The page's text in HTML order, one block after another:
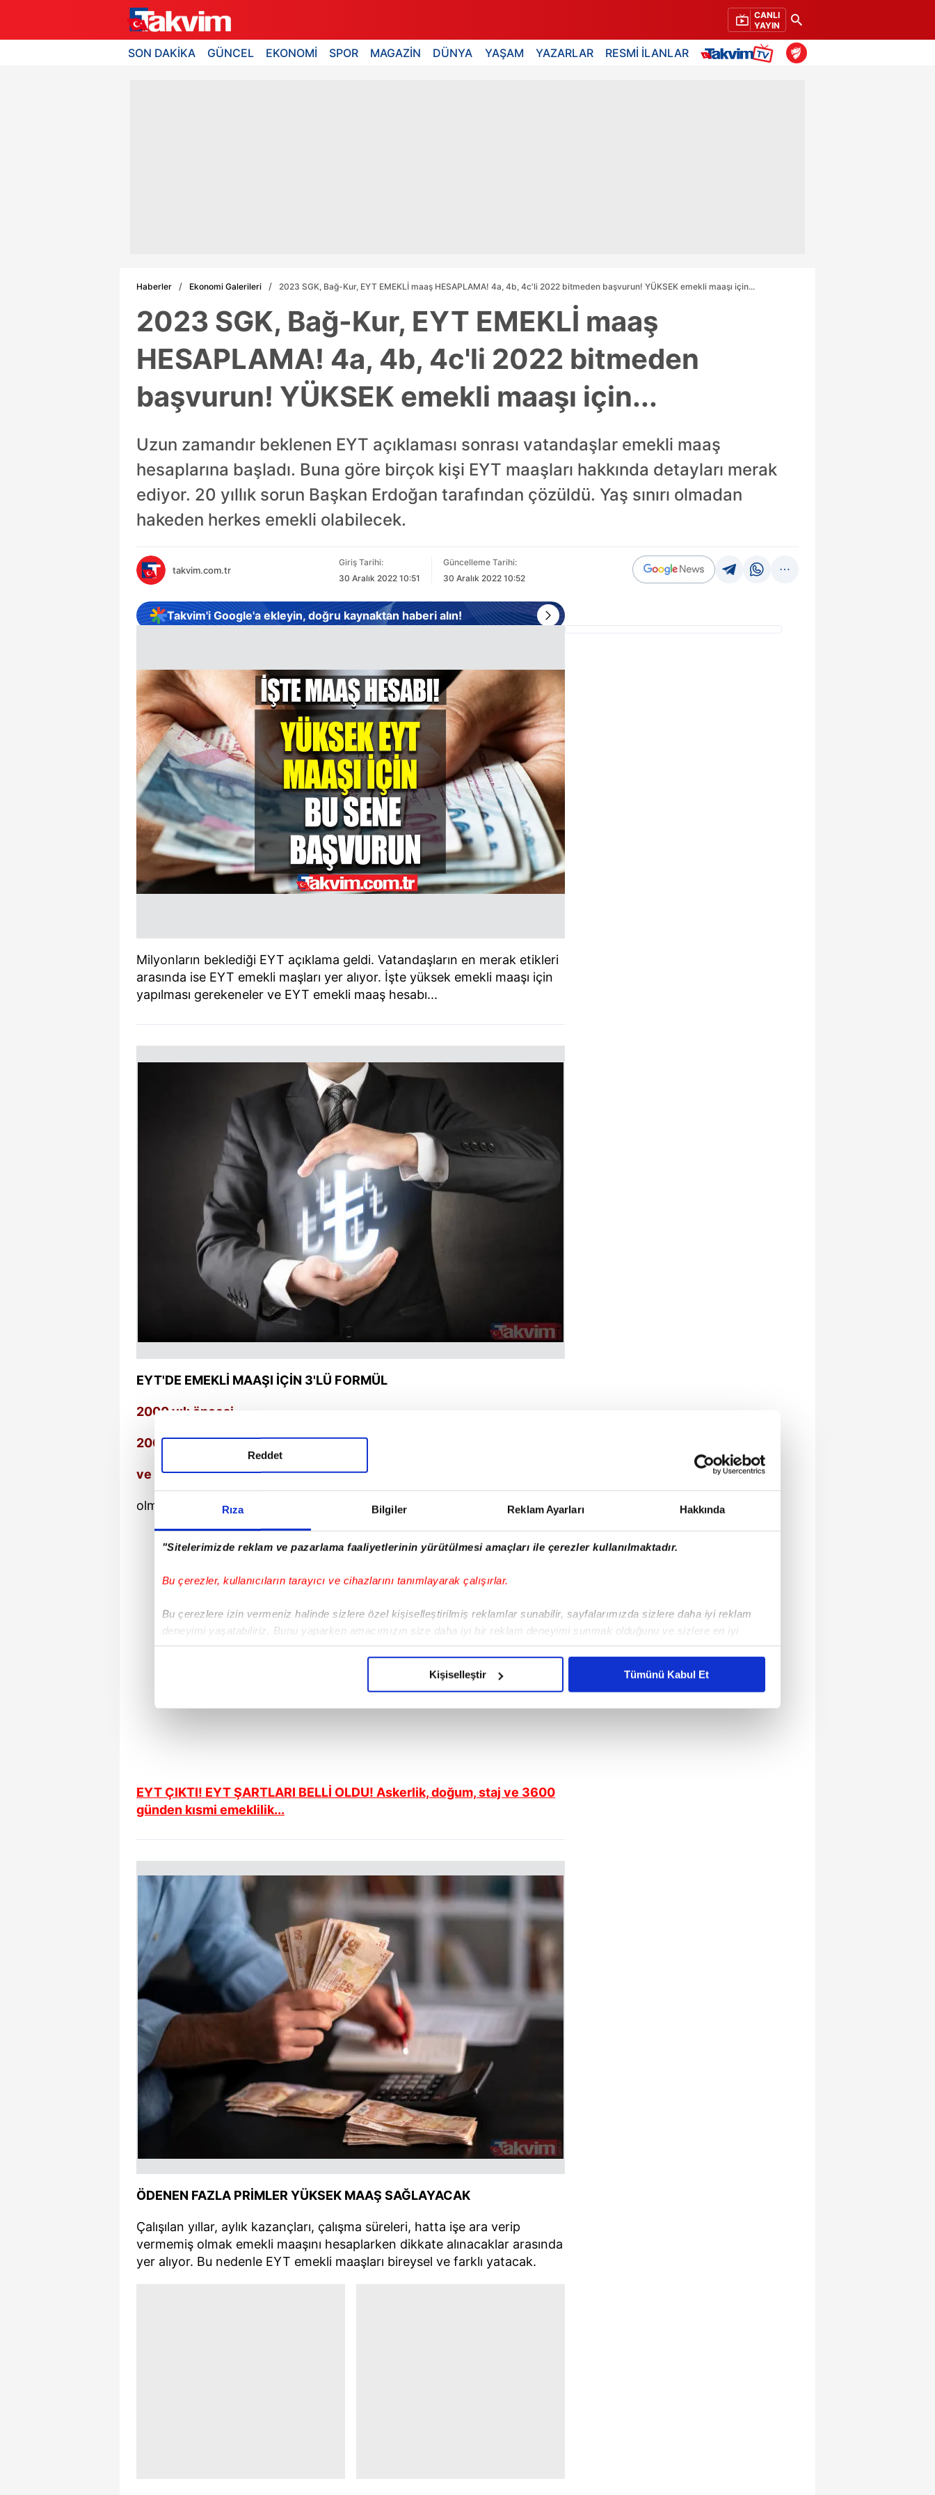
Rıza Bilgiler Reklam Ayarları Hakkında
"Sitelerimizde reklam ve pazarlama faaliyetlerinin yürütülmesi amaçları ile çerezler kullanılmaktadır.
Bu çerezler, kullanıcıların tarayıcı ve cihazlarını tanımlayarak çalışırlar.
Bu çerezlere izin vermeniz halinde sizlere özel kişiselleştirilmiş reklamlar sunabilir, sayfalarımızda sizlere daha iyi reklam
deneyimi yaşatabiliriz. Bunu yaparken amacımızın size daha iyi bir reklam deneyimi sunmak olduğunu ve sizlere en iyi
içerikleri sunabilmek adına elimizden gelen çabayı gösterdiğimizi ve bu noktada, reklamların maliyetlerimizi karşılamak
Çerezlere ilişkin tercihlerinizi aşağıda yer alan panel vasıtasıyla belirleyebilirsiniz. Çerezlere ilişkin detaylı bilgi için Ayarlar
6698 sayılı Kişisel Verilerin Korunması Kanunu uyarınca hazırlanmış Aydınlatma Metnimizi okumak ve sitemizde ilgili
mevzuata uygun olarak kullanılan çerezlerle ilgili bilgi almak için lütfentıklayınız
Reddet
Kişiselleştir Tümünü Kabul Et
CANLI
YAYIN
SON DAKİKA GÜNCEL EKONOMİ SPOR MAGAZİN DÜNYA YAŞAM YAZARLAR RESMİ İLANLAR
Haberler Ekonomi Galerileri 2023 SGK, Bağ-Kur, EYT EMEKLİ maaş HESAPLAMA! 4a, 4b, 4c'li 2022 bitmeden başvurun! YÜKSEK emekli maaşı için...
2023 SGK, Bağ-Kur, EYT EMEKLİ maaş
HESAPLAMA! 4a, 4b, 4c'li 2022 bitmeden
başvurun! YÜKSEK emekli maaşı için...
Uzun zamandır beklenen EYT açıklaması sonrası vatandaşlar emekli maaş
hesaplarına başladı. Buna göre birçok kişi EYT maaşları hakkında detayları merak
ediyor. 20 yıllık sorun Başkan Erdoğan tarafından çözüldü. Yaş sınırı olmadan
hakeden herkes emekli olabilecek.
takvim.com.tr
Giriş Tarihi:
30 Aralık 2022 10:51
Güncelleme Tarihi:
30 Aralık 2022 10:52
Takvim'i Google'a ekleyin, doğru kaynaktan haberi alın!
Milyonların beklediği EYT açıklama geldi. Vatandaşların en merak etikleri
arasında ise EYT emekli maşları yer alıyor. İşte yüksek emekli maaşı için
yapılması gerekeneler ve EYT emekli maaş hesabı...
EYT'DE EMEKLİ MAAŞI İÇİN 3'LÜ FORMÜL
2000 yılı öncesi,
2000-2008 yılları arası
ve 2008'in 10'uncu ayından sonraki dönem
olmak üzere 3 ayrı dönem için farklı maaş hesabı yapılacak.
EYT ÇIKTI! EYT ŞARTLARI BELLİ OLDU! Askerlik, doğum, staj ve 3600
günden kısmi emeklilik...
ÖDENEN FAZLA PRİMLER YÜKSEK MAAŞ SAĞLAYACAK
Çalışılan yıllar, aylık kazançları, çalışma süreleri, hatta işe ara verip
vermemiş olmak emekli maaşını hesaplarken dikkate alınacaklar arasında
yer alıyor. Bu nedenle EYT emekli maaşları bireysel ve farklı yatacak.